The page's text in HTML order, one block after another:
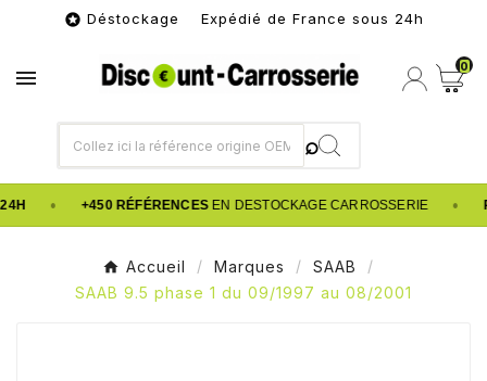
 Déstockage Expédié de France sous 24h
 0
• +450 RÉFÉRENCESEN DESTOCKAGE CARROSSERIE •
Accueil Marques
SAAB
SAAB 9.5 phase 1 du 09/1997 au 08/2001